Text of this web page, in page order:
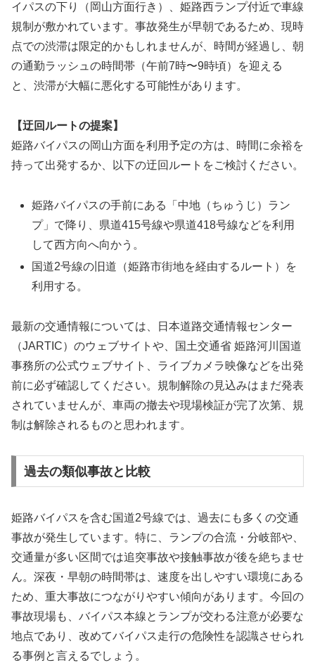
イパスの下り（岡山方面行き）、姫路西ランプ付近で車線
規制が敷かれています。事故発生が早朝であるため、現時
点での渋滞は限定的かもしれませんが、時間が経過し、朝
の通勤ラッシュの時間帯（午前7時〜9時頃）を迎える
と、渋滞が大幅に悪化する可能性があります。
【迂回ルートの提案】
姫路バイパスの岡山方面を利用予定の方は、時間に余裕を
持って出発するか、以下の迂回ルートをご検討ください。
姫路バイパスの手前にある「中地（ちゅうじ）ラン
プ」で降り、県道415号線や県道418号線などを利用
して西方向へ向かう。
国道2号線の旧道（姫路市街地を経由するルート）を
利用する。
最新の交通情報については、日本道路交通情報センター
（JARTIC）のウェブサイトや、国土交通省 姫路河川国道
事務所の公式ウェブサイト、ライブカメラ映像などを出発
前に必ず確認してください。規制解除の見込みはまだ発表
されていませんが、車両の撤去や現場検証が完了次第、規
制は解除されるものと思われます。
過去の類似事故と比較
姫路バイパスを含む国道2号線では、過去にも多くの交通
事故が発生しています。特に、ランプの合流・分岐部や、
交通量が多い区間では追突事故や接触事故が後を絶ちませ
ん。深夜・早朝の時間帯は、速度を出しやすい環境にある
ため、重大事故につながりやすい傾向があります。今回の
事故現場も、バイパス本線とランプが交わる注意が必要な
地点であり、改めてバイパス走行の危険性を認識させられ
る事例と言えるでしょう。